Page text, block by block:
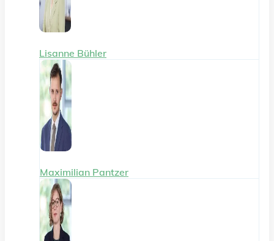
Lisanne Bühler
Maximilian Pantzer